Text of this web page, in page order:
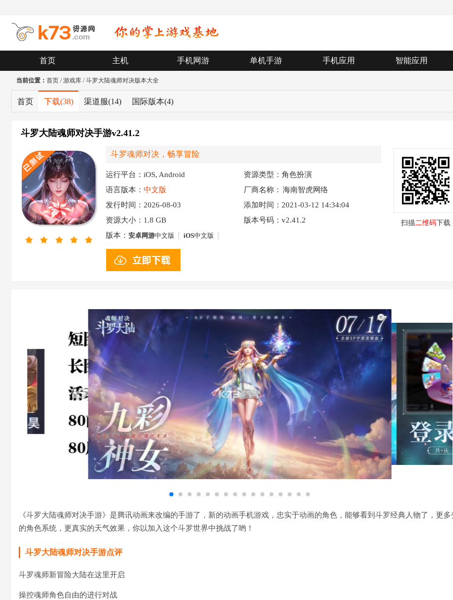
首页 主机 手机网游 单机手游 手机应用 智能应用
当前位置： 首页 /游戏库 /斗罗大陆魂师对决版本大全
首页 下载(38) 渠道服(14) 国际版本(4)
斗罗大陆魂师对决手游v2.41.2
斗罗魂师对决，畅享冒险
运行平台：iOS, Android
资源类型：角色扮演
语言版本： 中文版 厂商名称： 海南智虎网络
科技有限公司
发行时间：2026-08-03
添加时间：2021-03-12 14:34:04
资源大小： 1.8 GB
版本号码：v2.41.2
版本： 安卓网游中文版 iOS中文版
扫描二维码下载
《斗罗大陆魂师对决手游》是腾讯动画来改编的手游了，新的动画手机游戏，忠实于动画的角色，能够看到斗罗经典人物了，更多
的角色系统，更真实的天气效果，你以加入这个斗罗世界中挑战了哟！
斗罗大陆魂师对决手游点评
斗罗魂师新冒险大陆在这里开启
操控魂师角色自由的进行对战